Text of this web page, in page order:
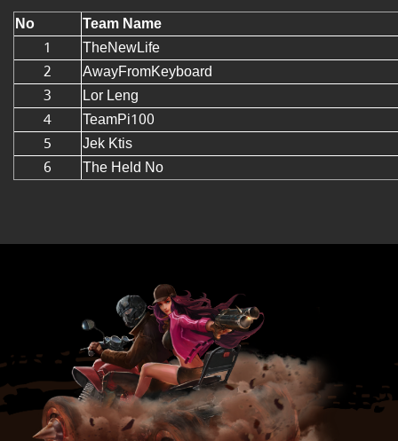
No
Team Name
1
TheNewLife
2
AwayFromKeyboard
3
Lor Leng
4
TeamPi100
5
Jek Ktis
6
The Held No